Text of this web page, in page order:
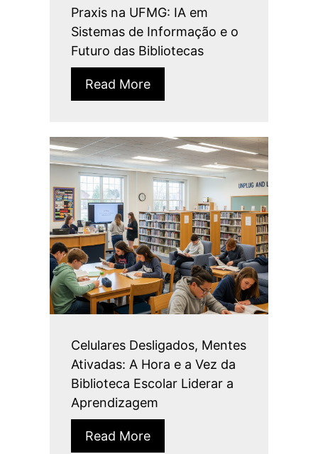
Praxis na UFMG: IA em
Sistemas de Informação e o
Futuro das Bibliotecas
Read More
Celulares Desligados, Mentes
Ativadas: A Hora e a Vez da
Biblioteca Escolar Liderar a
Aprendizagem
Read More